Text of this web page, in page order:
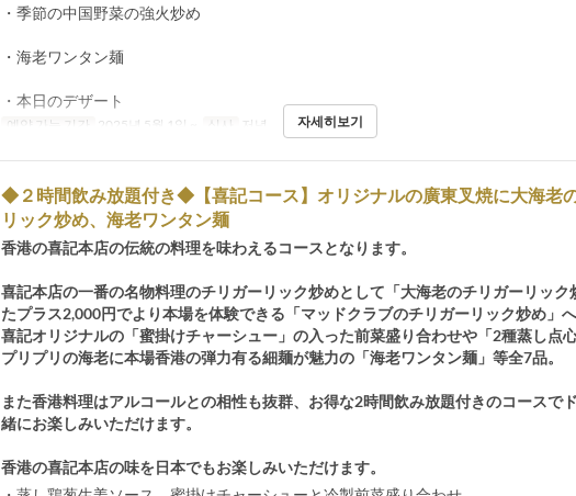
・季節の中国野菜の強火炒め
・海老ワンタン麺
・本日のデザート
예약 가능 기간 2025년 5월 1일 ~ 식사 저녁 자세히보기
◆２時間飲み放題付き◆【喜記コース】オリジナルの廣東叉焼に大海老
リック炒め、海老ワンタン麺
香港の喜記本店の伝統の料理を味わえるコースとなります。
喜記本店の一番の名物料理のチリガーリック炒めとして「大海老のチリガーリック
たプラス2,000円でより本場を体験できる「マッドクラブのチリガーリック炒め」へ
喜記オリジナルの「蜜掛けチャーシュー」の入った前菜盛り合わせや「2種蒸し点
プリプリの海老に本場香港の弾力有る細麺が魅力の「海老ワンタン麺」等全7品。
また香港料理はアルコールとの相性も抜群、お得な2時間飲み放題付きのコースで
緒にお楽しみいただけます。
香港の喜記本店の味を日本でもお楽しみいただけます。